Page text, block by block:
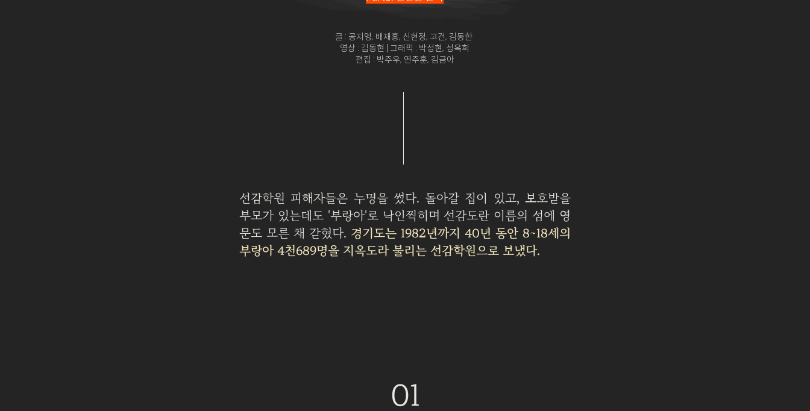
글 : 공지영, 배재흥, 신현정, 고건, 김동한
영상 : 김동현 | 그래픽 : 박성현, 성옥희
​편집 : 박주우, 연주훈, 김금아
선감학원 피해자들은 누명을 썼다. 돌아갈 집이 있고, 보호받을
부모가 있는데도 '부랑아'로 낙인찍히며 선감도란 이름의 섬에 영
문도 모른 채 갇혔다. 경기도는 1982년까지 40년 동안 8~18세의
부랑아 4천689명을 지옥도라 불리는 선감학원으로 보냈다.
01